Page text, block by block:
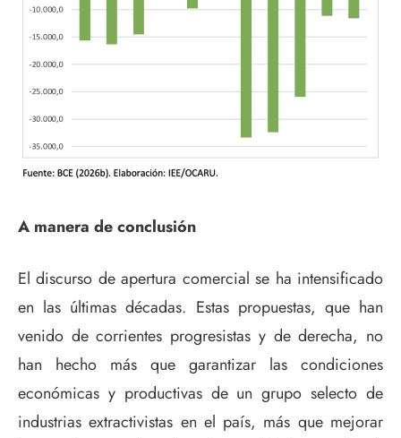
A manera de conclusión
El discurso de apertura comercial se ha intensificado
en las últimas décadas. Estas propuestas, que han
venido de corrientes progresistas y de derecha, no
han hecho más que garantizar las condiciones
económicas y productivas de un grupo selecto de
industrias extractivistas en el país, más que mejorar